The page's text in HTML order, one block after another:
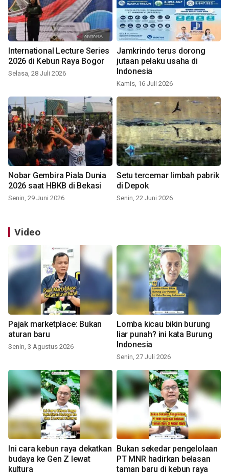
International Lecture Series
2026 di Kebun Raya Bogor
Selasa, 28 Juli 2026
Jamkrindo terus dorong
jutaan pelaku usaha di
Indonesia
Kamis, 16 Juli 2026
Nobar Gembira Piala Dunia
2026 saat HBKB di Bekasi
Senin, 29 Juni 2026
Setu tercemar limbah pabrik
di Depok
Senin, 22 Juni 2026
Video
Pajak marketplace: Bukan
aturan baru
Senin, 3 Agustus 2026
Lomba kicau bikin burung
liar punah? ini kata Burung
Indonesia
Senin, 27 Juli 2026
Ini cara kebun raya dekatkan
budaya ke Gen Z lewat
kultura
Bukan sekedar pengelolaan
PT MNR hadirkan belasan
taman baru di kebun raya